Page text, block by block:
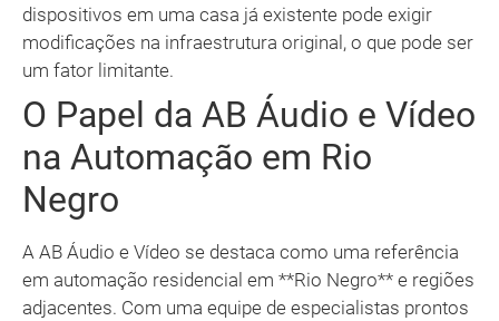
dispositivos em uma casa já existente pode exigir
modificações na infraestrutura original, o que pode ser
um fator limitante.
O Papel da AB Áudio e Vídeo
na Automação em Rio
Negro
A AB Áudio e Vídeo se destaca como uma referência
em automação residencial em **Rio Negro** e regiões
adjacentes. Com uma equipe de especialistas prontos